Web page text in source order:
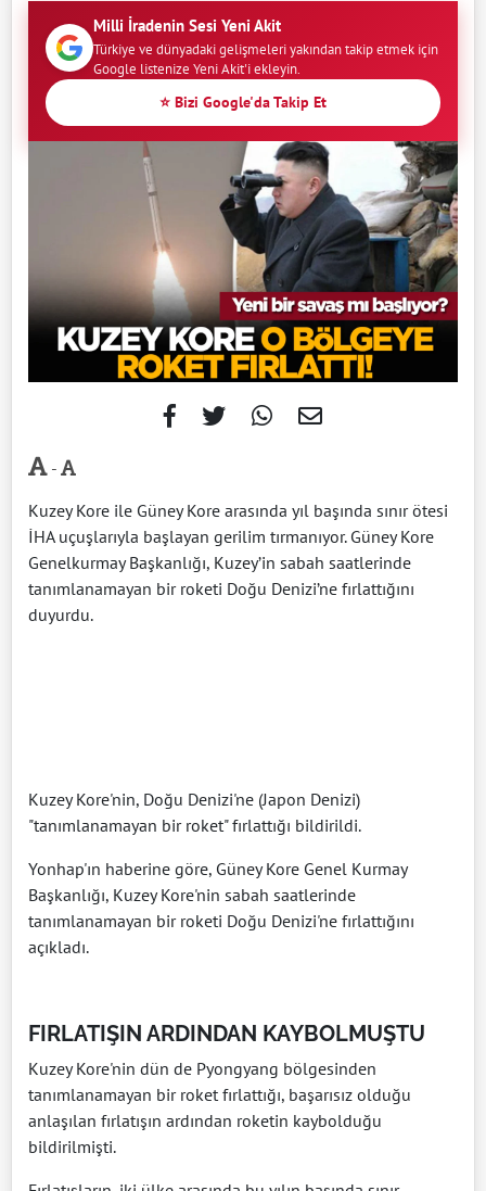
Milli İradenin Sesi Yeni Akit
Türkiye ve dünyadaki gelişmeleri yakından takip etmek için
Google listenize Yeni Akit'i ekleyin.
⭐ Bizi Google'da Takip Et
-
Kuzey Kore ile Güney Kore arasında yıl başında sınır ötesi
İHA uçuşlarıyla başlayan gerilim tırmanıyor. Güney Kore
Genelkurmay Başkanlığı, Kuzey’in sabah saatlerinde
tanımlanamayan bir roketi Doğu Denizi’ne fırlattığını
duyurdu.
Kuzey Kore'nin, Doğu Denizi'ne (Japon Denizi)
"tanımlanamayan bir roket" fırlattığı bildirildi.
Yonhap'ın haberine göre, Güney Kore Genel Kurmay
Başkanlığı, Kuzey Kore'nin sabah saatlerinde
tanımlanamayan bir roketi Doğu Denizi'ne fırlattığını
açıkladı.
FIRLATIŞIN ARDINDAN KAYBOLMUŞTU
Kuzey Kore'nin dün de Pyongyang bölgesinden
tanımlanamayan bir roket fırlattığı, başarısız olduğu
anlaşılan fırlatışın ardından roketin kaybolduğu
bildirilmişti.